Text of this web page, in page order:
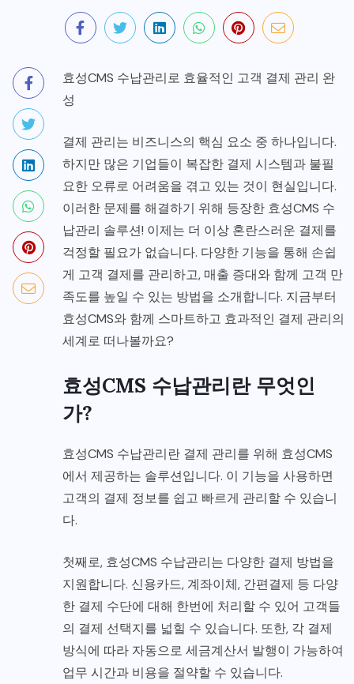
효성CMS 수납관리로 효율적인 고객 결제 관리 완
성
결제 관리는 비즈니스의 핵심 요소 중 하나입니다.
하지만 많은 기업들이 복잡한 결제 시스템과 불필
요한 오류로 어려움을 겪고 있는 것이 현실입니다.
이러한 문제를 해결하기 위해 등장한 효성CMS 수
납관리 솔루션! 이제는 더 이상 혼란스러운 결제를
걱정할 필요가 없습니다. 다양한 기능을 통해 손쉽
게 고객 결제를 관리하고, 매출 증대와 함께 고객 만
족도를 높일 수 있는 방법을 소개합니다. 지금부터
효성CMS와 함께 스마트하고 효과적인 결제 관리의
세계로 떠나볼까요?
효성CMS 수납관리란 무엇인
가?
효성CMS 수납관리란 결제 관리를 위해 효성CMS
에서 제공하는 솔루션입니다. 이 기능을 사용하면
고객의 결제 정보를 쉽고 빠르게 관리할 수 있습니
다.
첫째로, 효성CMS 수납관리는 다양한 결제 방법을
지원합니다. 신용카드, 계좌이체, 간편결제 등 다양
한 결제 수단에 대해 한번에 처리할 수 있어 고객들
의 결제 선택지를 넓힐 수 있습니다. 또한, 각 결제
방식에 따라 자동으로 세금계산서 발행이 가능하여
업무 시간과 비용을 절약할 수 있습니다.